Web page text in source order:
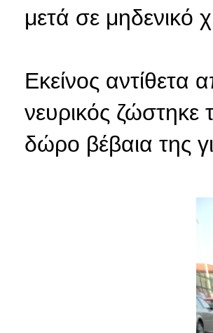
μετά σε μηδενικό
Εκείνος
νευρικός ζώστηκε
δώρο βέβαια της